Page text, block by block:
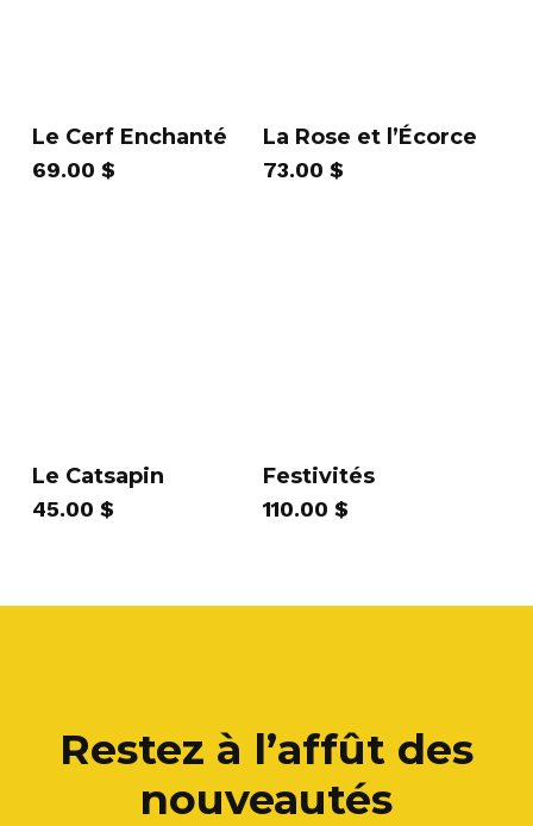
Le Cerf Enchanté
69.00 $
La Rose et l’Écorce
73.00$
Le Catsapin
45.00 $
Festivités
110.00$
Restez à l’affût des
nouveautés